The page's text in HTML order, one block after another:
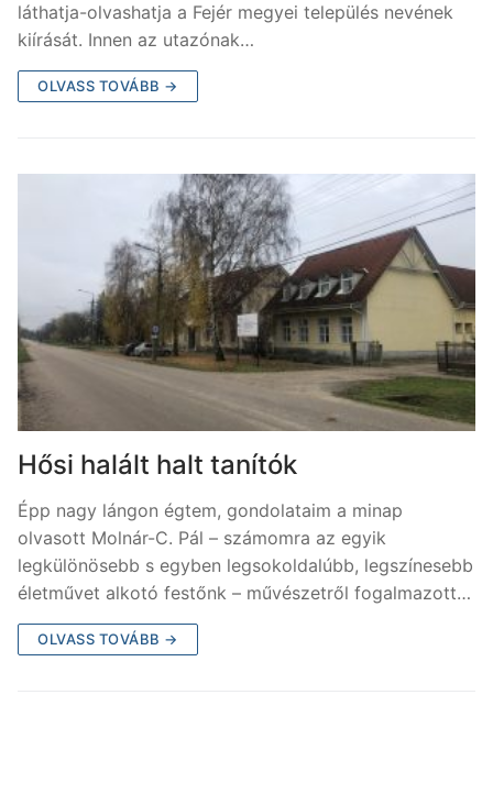
láthatja-olvashatja a Fejér megyei település nevének
kiírását. Innen az utazónak…
OLVASS TOVÁBB →
Hősi halált halt tanítók
Épp nagy lángon égtem, gondolataim a minap
olvasott Molnár-C. Pál – számomra az egyik
legkülönösebb s egyben legsokoldalúbb, legszínesebb
életművet alkotó festőnk – művészetről fogalmazott…
OLVASS TOVÁBB →